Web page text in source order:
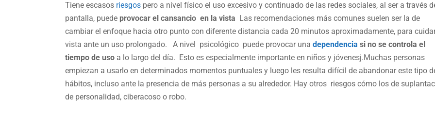
Tiene escasos riesgos pero a nivel físico el uso excesivo y continuado de las redes sociales, al ser a través
pantalla, puede provocar el cansancio en la vista Las recomendaciones más comunes suelen ser la de
cambiar el enfoque hacia otro punto con diferente distancia cada 20 minutos aproximadamente, para
vista ante un uso prolongado. A nivel psicológico puede provocar unadependencia si no se controla el
tiempo de uso a lo largo del día. Esto es especialmente importante en niños y jóvenesj.Muchas personas
empiezan a usarlo en determinados momentos puntuales y luego les resulta difícil de abandonar este tipo
hábitos, incluso ante la presencia de más personas a su alrededor. Hay otros riesgos cómo los de
de personalidad, ciberacoso o robo.